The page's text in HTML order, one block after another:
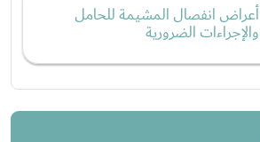
أعراض انفصال المشيمة للحامل
والإجراءات الضرورية